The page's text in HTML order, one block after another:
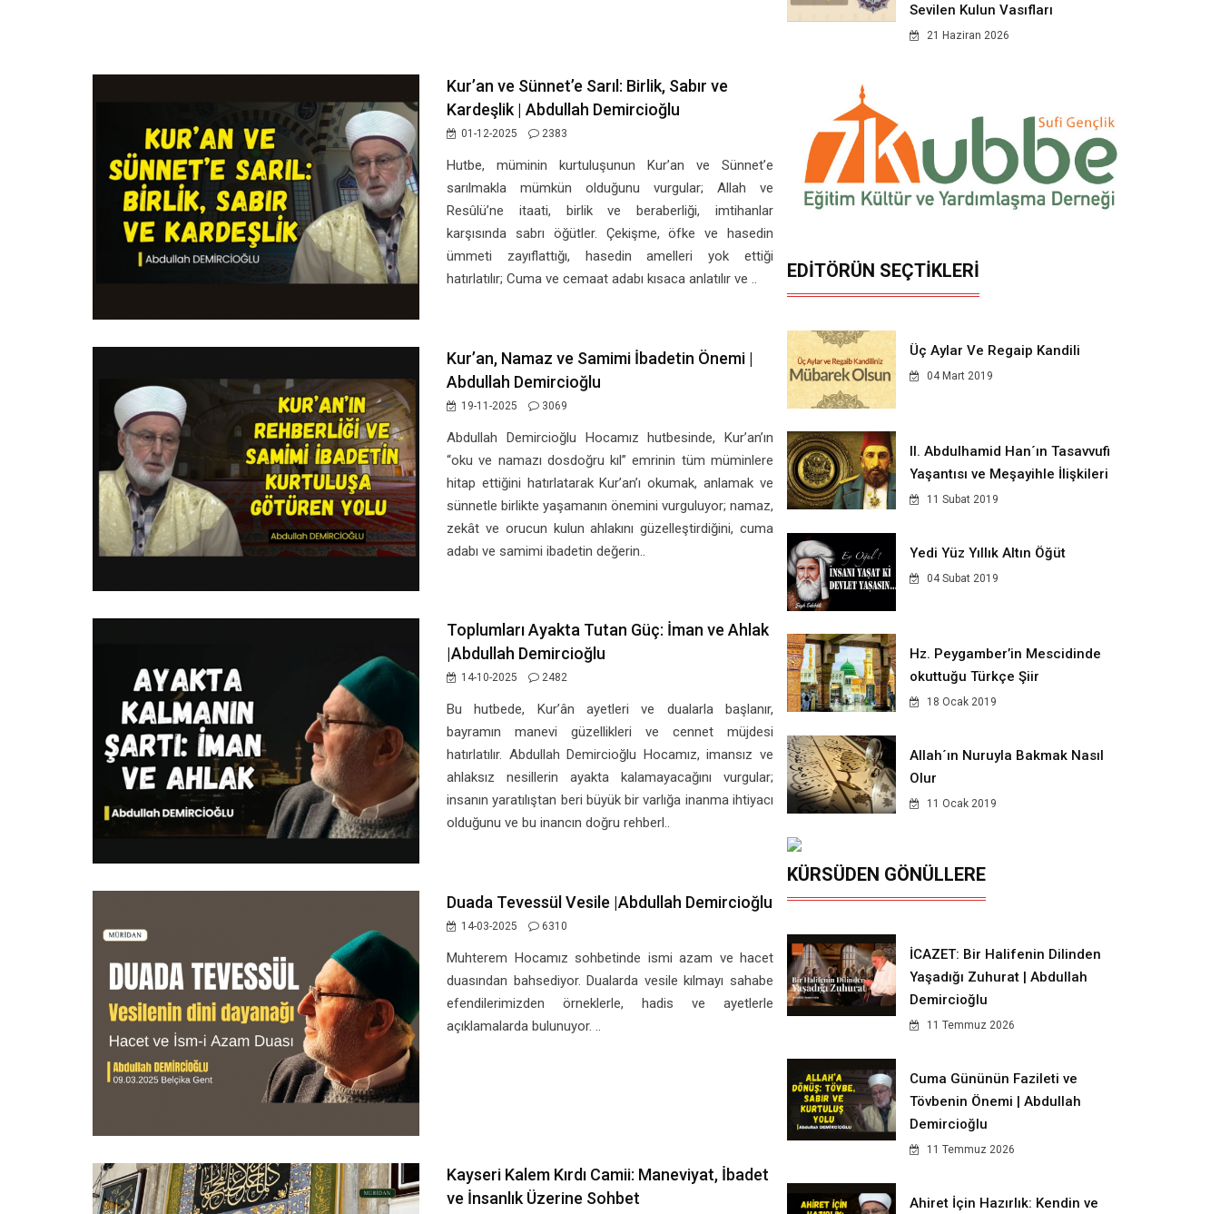
Kur’an ve Sünnet’e Sarıl: Birlik, Sabır ve
Kardeşlik | Abdullah Demircioğlu
01-12-2025 2383
Hutbe, müminin kurtuluşunun Kur’an ve Sünnet’e
sarılmakla mümkün olduğunu vurgular; Allah ve
Resûlü’ne itaati, birlik ve beraberliği, imtihanlar
karşısında sabrı öğütler. Çekişme, öfke ve hasedin
ümmeti zayıflattığı, hasedin amelleri yok ettiği
hatırlatılır; Cuma ve cemaat adabı kısaca anlatılır ve ..
Kur’an, Namaz ve Samimi İbadetin Önemi |
Abdullah Demircioğlu
19-11-2025 3069
Abdullah Demircioğlu Hocamız hutbesinde, Kur’an’ın
“oku ve namazı dosdoğru kıl” emrinin tüm müminlere
hitap ettiğini hatırlatarak Kur’an’ı okumak, anlamak ve
sünnetle birlikte yaşamanın önemini vurguluyor; namaz,
zekât ve orucun kulun ahlakını güzelleştirdiğini, cuma
adabı ve samimi ibadetin değerin..
Toplumları Ayakta Tutan Güç: İman ve Ahlak
|Abdullah Demircioğlu
14-10-2025 2482
Bu hutbede, Kur’ân ayetleri ve dualarla başlanır,
bayramın manevi güzellikleri ve cennet müjdesi
hatırlatılır. Abdullah Demircioğlu Hocamız, imansız ve
ahlaksız nesillerin ayakta kalamayacağını vurgular;
insanın yaratılıştan beri büyük bir varlığa inanma ihtiyacı
olduğunu ve bu inancın doğru rehberl..
Duada Tevessül Vesile |Abdullah Demircioğlu
14-03-2025 6310
Muhterem Hocamız sohbetinde ismi azam ve hacet
duasından bahsediyor. Dualarda vesile kılmayı sahabe
efendilerimizden örneklerle, hadis ve ayetlerle
açıklamalarda bulunuyor. ..
Kayseri Kalem Kırdı Camii: Maneviyat, İbadet
ve İnsanlık Üzerine Sohbet
Sevilen Kulun Vasıfları
21 Haziran 2026
EDİTÖRÜN SEÇTİKLERİ
Üç Aylar Ve Regaip Kandili
04 Mart 2019
II. Abdulhamid Han´ın Tasavvufi
Yaşantısı ve Meşayihle İlişkileri
11 Subat 2019
Yedi Yüz Yıllık Altın Öğüt
04 Subat 2019
Hz. Peygamber’in Mescidinde
okuttuğu Türkçe Şiir
18 Ocak 2019
Allah´ın Nuruyla Bakmak Nasıl
Olur
11 Ocak 2019
KÜRSÜDEN GÖNÜLLERE
İCAZET: Bir Halifenin Dilinden
Yaşadığı Zuhurat | Abdullah
Demircioğlu
11 Temmuz 2026
Cuma Gününün Fazileti ve
Tövbenin Önemi | Abdullah
Demircioğlu
11 Temmuz 2026
Ahiret İçin Hazırlık: Kendin ve